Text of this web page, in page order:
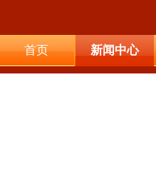
首页 新闻中心